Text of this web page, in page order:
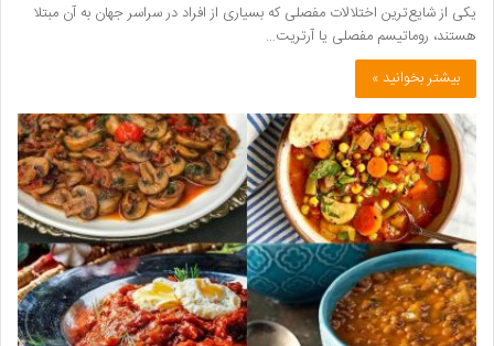
یکی از شایع‌ترین اختلالات مفصلی که بسیاری از افراد در سراسر جهان به آن مبتلا
هستند، روماتیسم مفصلی یا آرتریت…
بیشتر بخوانید »